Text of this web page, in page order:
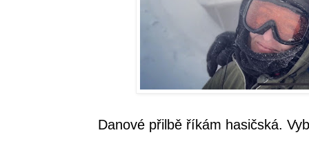
Danové přilbě říkám hasičská.